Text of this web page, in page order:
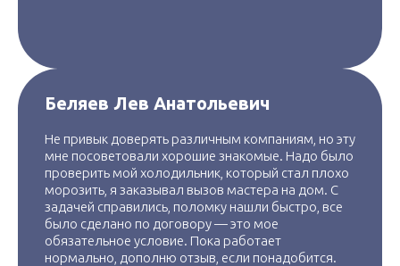
Беляев Лев Анатольевич
Не привык доверять различным компаниям, но эту
мне посоветовали хорошие знакомые. Надо было
проверить мой холодильник, который стал плохо
морозить, я заказывал вызов мастера на дом. С
задачей справились, поломку нашли быстро, все
было сделано по договору — это мое
обязательное условие. Пока работает
нормально, дополню отзыв, если понадобится.